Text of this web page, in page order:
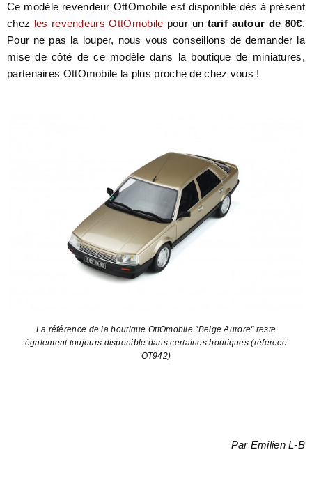
Ce modèle revendeur OttOmobile est disponible dès à présent
chez les revendeurs OttOmobile pour un tarif autour de 80€.
Pour ne pas la louper, nous vous conseillons de demander la
mise de côté de ce modèle dans la boutique de miniatures,
partenaires OttOmobile la plus proche de chez vous !
La référence de la boutique OttOmobile "Beige Aurore" reste
également toujours disponible dans certaines boutiques (référece
OT942)
Par Emilien L-B